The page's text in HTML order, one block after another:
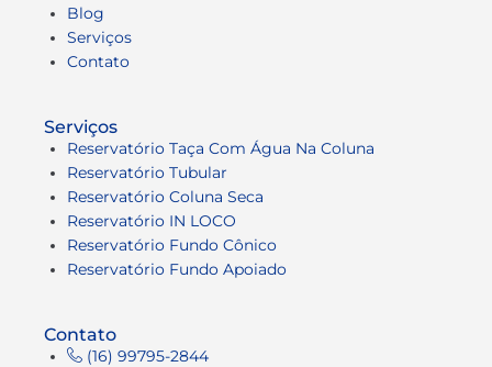
Blog
Serviços
Contato
Serviços
Reservatório Taça Com Água Na Coluna
Reservatório Tubular
Reservatório Coluna Seca
Reservatório IN LOCO
Reservatório Fundo Cônico
Reservatório Fundo Apoiado
Contato
(16) 99795-2844